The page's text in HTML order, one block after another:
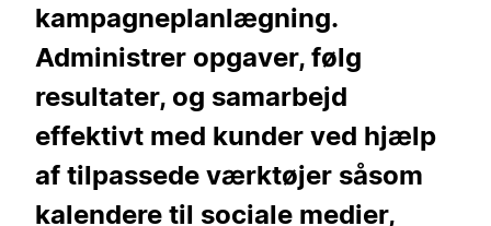
kampagneplanlægning.
Administrer opgaver, følg
resultater, og samarbejd
effektivt med kunder ved hjælp
af tilpassede værktøjer såsom
kalendere til sociale medier,